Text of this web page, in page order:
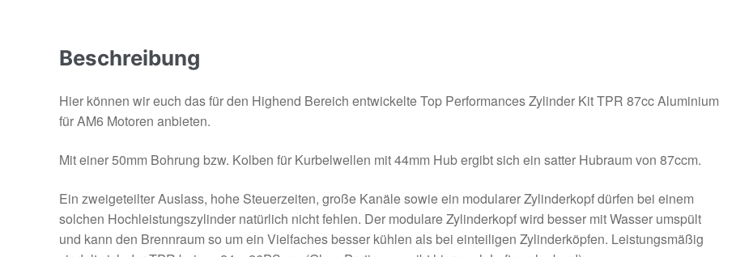
Beschreibung
Hier können wir euch das für den Highend Bereich entwickelte Top Performances Zylinder Kit TPR 87cc Aluminium
für AM6 Motoren anbieten.
Mit einer 50mm Bohrung bzw. Kolben für Kurbelwellen mit 44mm Hub ergibt sich ein satter Hubraum von 87ccm.
Ein zweigeteilter Auslass, hohe Steuerzeiten, große Kanäle sowie ein modularer Zylinderkopf dürfen bei einem
solchen Hochleistungszylinder natürlich nicht fehlen. Der modulare Zylinderkopf wird besser mit Wasser umspült
und kann den Brennraum so um ein Vielfaches besser kühlen als bei einteiligen Zylinderköpfen. Leistungsmäßig